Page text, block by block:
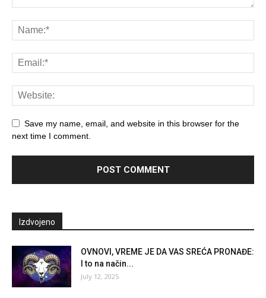
Save my name, email, and website in this browser for the
next time I comment.
Izdvojeno
OVNOVI, VREME JE DA VAS SREĆA PRONAĐE:
I to na način...
July 12, 2025